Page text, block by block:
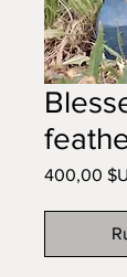
400,00